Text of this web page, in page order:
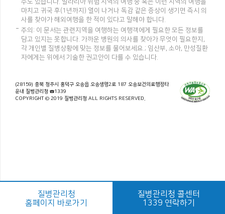
수도 있습니다. 말라리아 위험 지역의 여행 중 혹은 이런 지역의 여행을
마치고 귀국 후(1년까지) 열이 나거나 독감 같은 증상이 생기면 즉시 의
사를 찾아가 해외여행을 한 적이 있다고 말해야 합니다.
주의: 이 문서는 관련지역을 여행하는 여행객에게 필요한 모든 정보를
담고 있지는 못합니다. 가까운 병원의 의사를 찾아가 무엇이 필요한지,
각 개인별 질병상황에 맞는 정보를 물어보세요.; 임산부, 소아, 만성질환
자에게는 위에서 기술한 권고안이 다를 수 있습니다.
(28159) 충북 청주시 흥덕구 오송읍 오송생명2로 187 오송보건의료행정타
운내 질병관리청 ☎1339
COPYRIGHT © 2019 질병관리청 ALL RIGHTS RESERVED.
질병관리청
홈페이지 바로가기
질병관리청 콜센터
1339 연락하기